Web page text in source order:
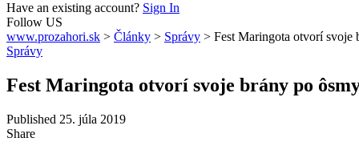
Have an existing account? Sign In
Follow US
www.prozahori.sk > Články > Správy > Fest Maringota otvorí svoje
Správy
Fest Maringota otvorí svoje brány po
Published 25. júla 2019
Share